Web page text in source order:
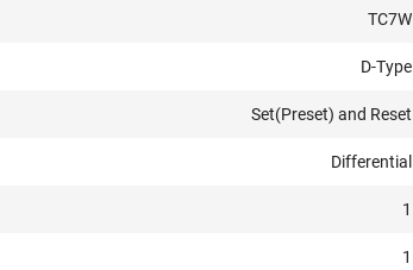
TC7W
D-Type
Set(Preset) and Reset
Differential
1
1